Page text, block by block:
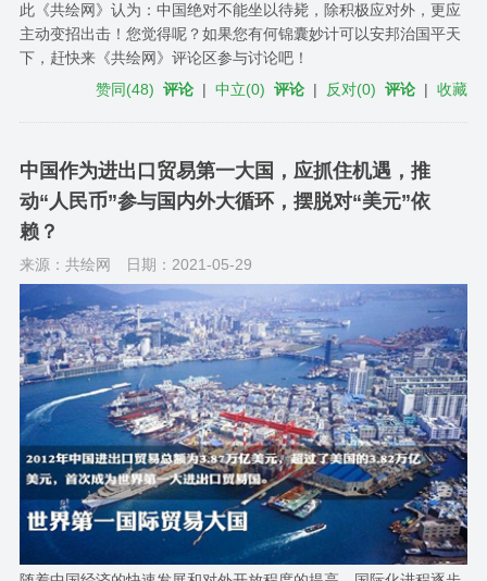
此《共绘网》认为：中国绝对不能坐以待毙，除积极应对外，更应
主动变招出击！您觉得呢？如果您有何锦囊妙计可以安邦治国平天
下，赶快来《共绘网》评论区参与讨论吧！
赞同(48) 评论 |中立(0) 评论 | 反对(0) 评论 |收藏
中国作为进出口贸易第一大国，应抓住机遇，推
动“人民币”参与国内外大循环，摆脱对“美元”依
赖？
来源：共绘网 日期：2021-05-29